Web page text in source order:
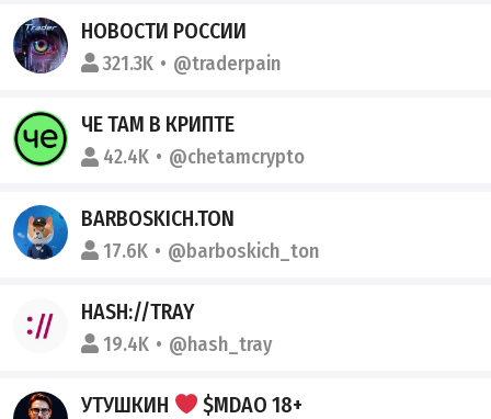
НОВОСТИ РОССИИ
321.3K @traderpain
ЧЕ ТАМ В КРИПТЕ
42.4K @chetamcrypto
BARBOSKICH.TON
17.6K @barboskich_ton
HASH://TRAY
19.4K @hash_tray
УТУШКИН $MDAO 18+